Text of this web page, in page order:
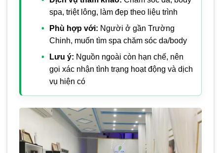
spa, triệt lông, làm đẹp theo liệu trình
Phù hợp với: Người ở gần Trường
Chinh, muốn tìm spa chăm sóc da/body
Lưu ý: Nguồn ngoài còn hạn chế, nên
gọi xác nhận tình trạng hoạt động và dịch
vụ hiện có